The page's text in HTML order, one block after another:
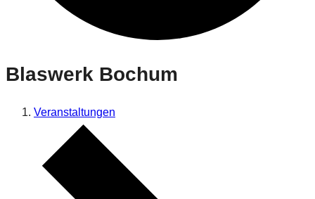
Blaswerk Bochum
Veranstaltungen